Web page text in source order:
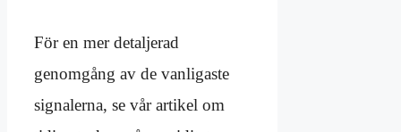
För en mer detaljerad
genomgång av de vanligaste
signalerna, se vår artikel om